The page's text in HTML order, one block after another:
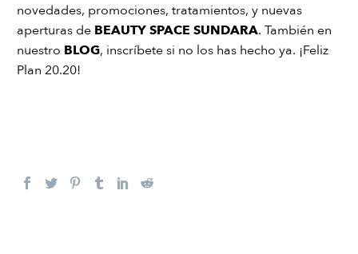
novedades, promociones, tratamientos, y nuevas
aperturas de BEAUTY SPACE SUNDARA. También en
nuestro BLOG, inscríbete si no los has hecho ya. ¡Feliz
Plan 20.20!